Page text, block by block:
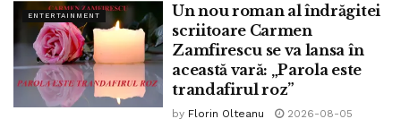
ENTERTAINMENT
Un nou roman al îndrăgitei
scriitoare Carmen
Zamfirescu se va lansa în
această vară: „Parola este
trandafirul roz”
by Florin Olteanu 2026-08-05